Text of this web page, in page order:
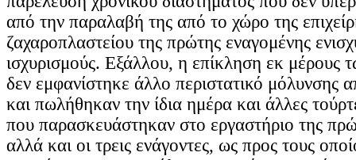
από την παραλαβή της από το χώρο της
ζαχαροπλαστείου της πρώτης εναγομένης
ισχυρισμούς. Εξάλλου, η επίκληση εκ μέρους
δεν εμφανίστηκε άλλο περιστατικό μόλυνσης
και πωλήθηκαν την ίδια ημέρα και άλλες
που παρασκευάστηκαν στο εργαστήριο της
αλλά και οι τρεις ενάγοντες, ως προς τους